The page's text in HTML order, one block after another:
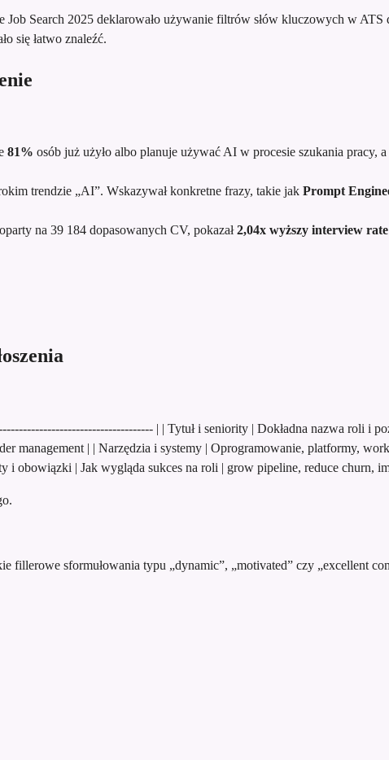
Job Search 2025 deklarowało używanie filtrów słów kluczowych w
się łatwo znaleźć.
81% osób już użyło albo planuje używać AI w procesie szukania pracy,
trendzie „AI”. Wskazywał konkretne frazy, takie jak Prompt
na 39 184 dopasowanych CV, pokazał2,04x wyższy interview
| | Tytuł i seniority | Dokładna nazwa roli i
management | | Narzędzia i systemy | Oprogramowanie, platformy,
obowiązki | Jak wygląda sukces na roli | grow pipeline, reduce churn,
fillerowe sformułowania typu „dynamic”, „motivated” czy „excellent